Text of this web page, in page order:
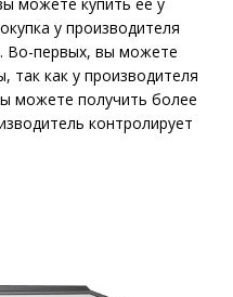
у производителя
Во-первых, вы можете
так как у производителя
можете получить более
контролирует